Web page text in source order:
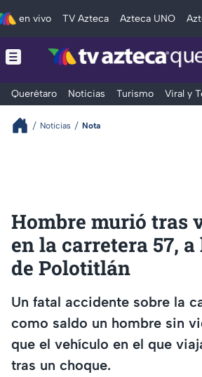
en vivo TV Azteca Azteca UNO
Querétaro Noticias Turismo Viral y
Noticias Nota
Hombre murió tras
en la carretera 57,
de Polotitlán
Un fatal accidente sobre la
como saldo un hombre sin
que el vehículo en el que
tras un choque.